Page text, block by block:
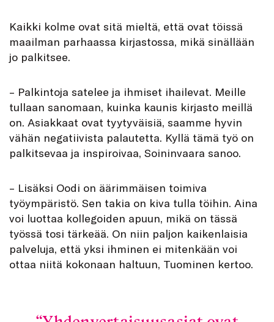
Kaikki kolme ovat sitä mieltä, että ovat töissä
maailman parhaassa kirjastossa, mikä sinällään
jo palkitsee.
– Palkintoja satelee ja ihmiset ihailevat. Meille
tullaan sanomaan, kuinka kaunis kirjasto meillä
on. Asiakkaat ovat tyytyväisiä, saamme hyvin
vähän negatiivista palautetta. Kyllä tämä työ on
palkitsevaa ja inspiroivaa, Soininvaara sanoo.
– Lisäksi Oodi on äärimmäisen toimiva
työympäristö. Sen takia on kiva tulla töihin. Aina
voi luottaa kollegoiden apuun, mikä on tässä
työssä tosi tärkeää. On niin paljon kaikenlaisia
palveluja, että yksi ihminen ei mitenkään voi
ottaa niitä kokonaan haltuun, Tuominen kertoo.